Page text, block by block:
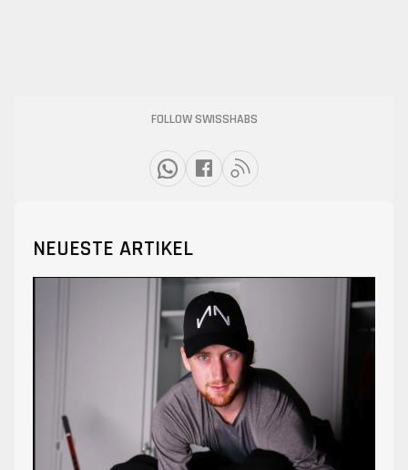
FOLLOW SWISSHABS
NEUESTE ARTIKEL